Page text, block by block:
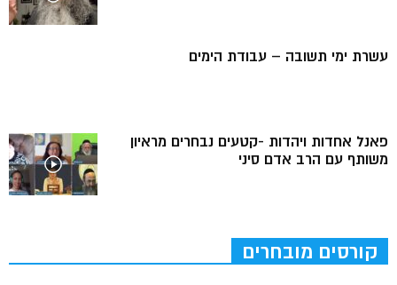
עשרת ימי תשובה – עבודת הימים
פאנל אחדות ויהדות -קטעים נבחרים מראיון
משותף עם הרב אדם סיני
קורסים מובחרים